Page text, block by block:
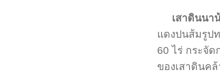
เสาดินนา
แดงปนส้มรูป
60 ไร่ กระจั
ของเสาดินค